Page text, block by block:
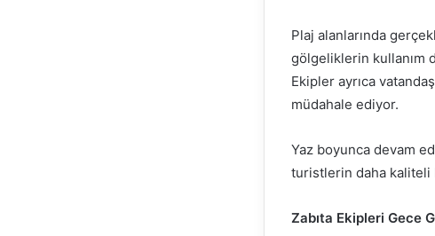
Plaj alanlarında
gölgeliklerin kullanım
Ekipler ayrıca
müdahale ediyor.
Yaz boyunca devam
turistlerin daha kaliteli
Zabıta Ekipleri Gece